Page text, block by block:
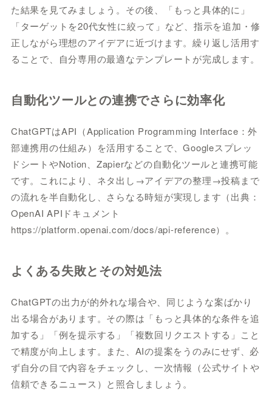
た結果を見てみましょう。その後、「もっと具体的に」
「ターゲットを20代女性に絞って」など、指示を追加・修
正しながら理想のアイデアに近づけます。繰り返し活用す
ることで、自分専用の最適なテンプレートが完成します。
自動化ツールとの連携でさらに効率化
ChatGPTはAPI（Application Programming Interface：外
部連携用の仕組み）を活用することで、Googleスプレッ
ドシートやNotion、Zapierなどの自動化ツールと連携可能
です。これにより、ネタ出し→アイデアの整理→投稿まで
の流れを半自動化し、さらなる時短が実現します（出典：
OpenAI APIドキュメント
https://platform.openai.com/docs/api-reference）。
よくある失敗とその対処法
ChatGPTの出力が的外れな場合や、同じような案ばかり
出る場合があります。その際は「もっと具体的な条件を追
加する」「例を提示する」「複数回リクエストする」こと
で精度が向上します。また、AIの提案をうのみにせず、必
ず自分の目で内容をチェックし、一次情報（公式サイトや
信頼できるニュース）と照合しましょう。